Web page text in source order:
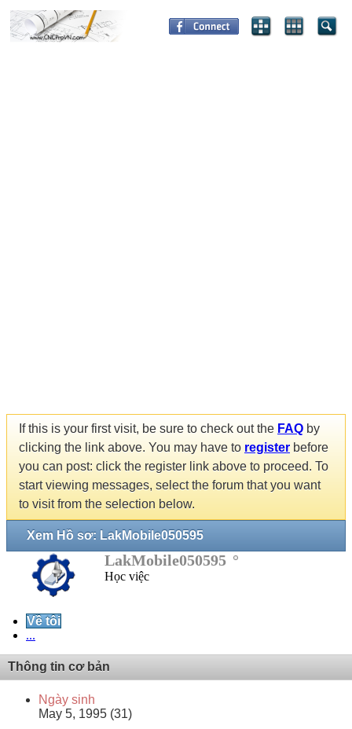
If this is your first visit, be sure to check out the FAQ by
clicking the link above. You may have to register before
you can post: click the register link above to proceed. To
start viewing messages, select the forum that you want
to visit from the selection below.
Xem Hồ sơ: LakMobile050595
LakMobile050595
Học việc
Về tôi
...
Thông tin cơ bản
Ngày sinh
May 5, 1995 (31)